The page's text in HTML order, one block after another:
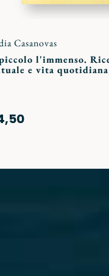
Casanovas
l'immenso.
e vita quotidiana